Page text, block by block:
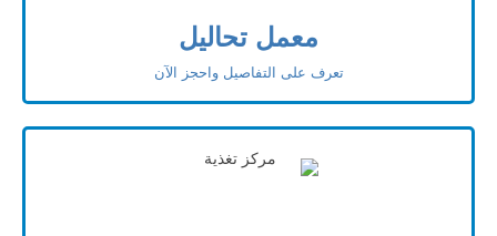
معمل تحاليل
تعرف على التفاصيل واحجز الآن